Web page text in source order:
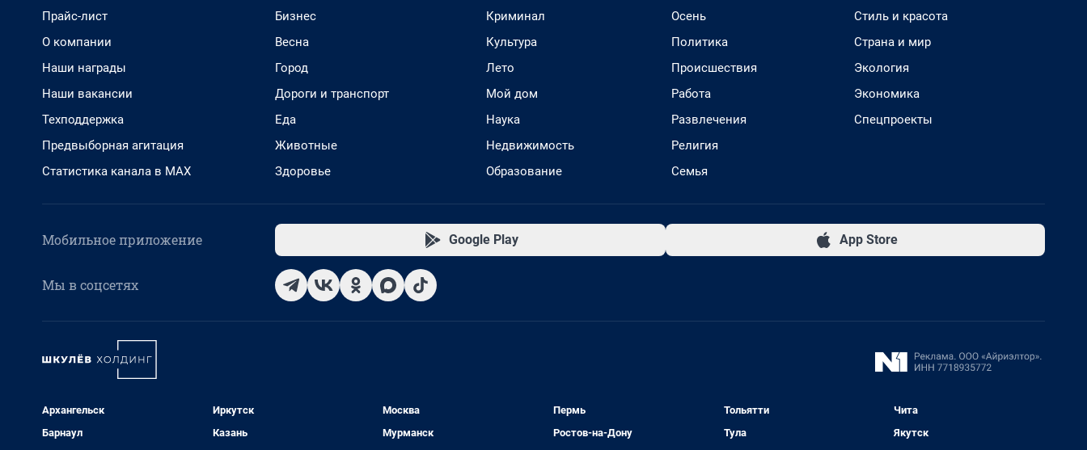
Прайс-лист
О компании
Наши награды
Наши вакансии
Техподдержка
Предвыборная агитация
Статистика канала в MAX
Бизнес
Весна
Город
Дороги и транспорт
Еда
Животные
Здоровье
Криминал
Культура
Лето
Мой дом
Наука
Недвижимость
Образование
Осень
Политика
Происшествия
Работа
Развлечения
Религия
Семья
Стиль и красота
Страна и мир
Экология
Экономика
Спецпроекты
Мобильное приложение Google Play App Store
Мы в соцсетях
Архангельск
Барнаул
Иркутск
Казань
Москва
Мурманск
Пермь
Ростов-на-Дону
Тольятти
Тула
Чита
Якутск